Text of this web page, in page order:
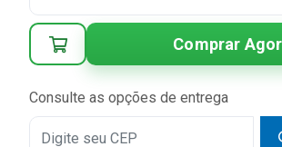
Comprar
Consulte as opções de entrega